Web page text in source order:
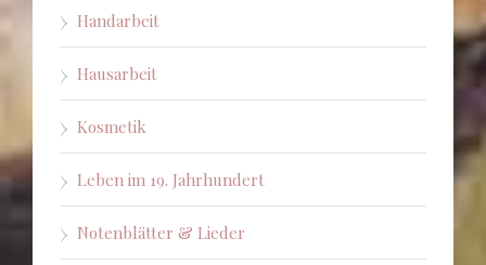
Handarbeit
Hausarbeit
Kosmetik
Leben im 19. Jahrhundert
Notenblätter & Lieder